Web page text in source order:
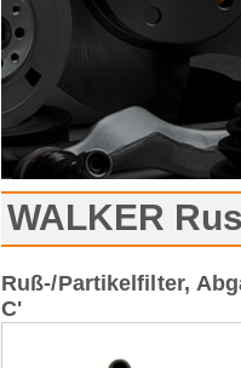
WALKER
Ruß-/Partikelfilter,
C'